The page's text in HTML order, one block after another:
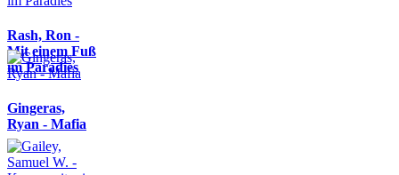
Rash, Ron -
Mit einem Fuß
im Paradies
Gingeras,
Ryan - Mafia